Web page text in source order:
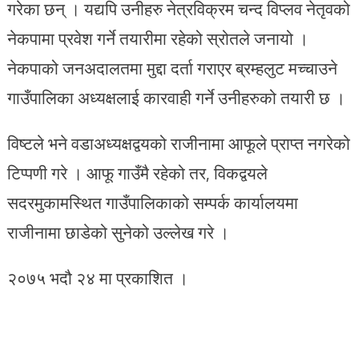
गरेका छन् । यद्यपि उनीहरु नेत्रविक्रम चन्द विप्लव नेतृवको
नेकपामा प्रवेश गर्ने तयारीमा रहेको स्रोतले जनायो ।
नेकपाको जनअदालतमा मुद्दा दर्ता गराएर ब्रम्हलुट मच्चाउने
गाउँपालिका अध्यक्षलाई कारवाही गर्ने उनीहरुको तयारी छ ।
विष्टले भने वडाअध्यक्षद्वयको राजीनामा आफूले प्राप्त नगरेको
टिप्पणी गरे । आफू गाउँमै रहेको तर, विकद्वयले
सदरमुकामस्थित गाउँपालिकाको सम्पर्क कार्यालयमा
राजीनामा छाडेको सुनेको उल्लेख गरे ।
२०७५ भदौ २४ मा प्रकाशित ।